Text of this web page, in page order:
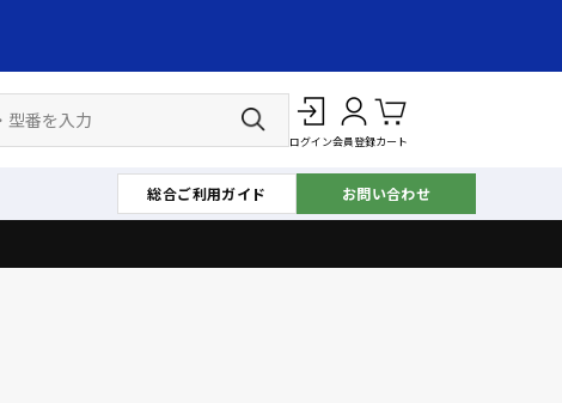
ログイン会員登録カート
総合ご利用ガイド お問い合わせ